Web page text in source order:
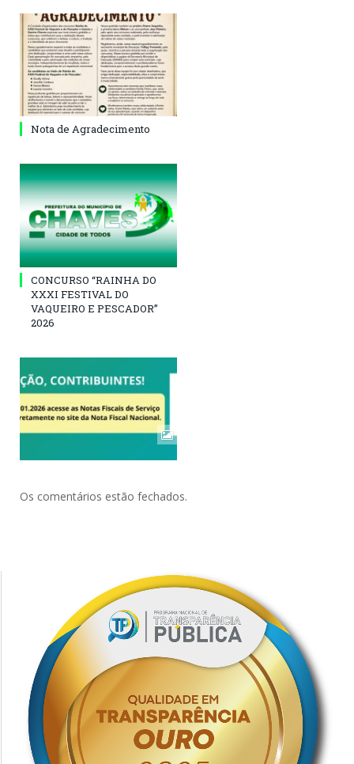
Nota de Agradecimento
CONCURSO “RAINHA DO
XXXI FESTIVAL DO
VAQUEIRO E PESCADOR”
2026
Os comentários estão fechados.